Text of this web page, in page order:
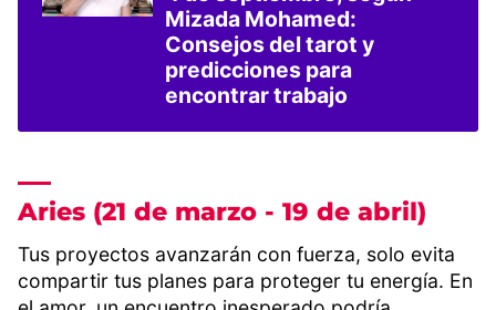
Mizada Mohamed:
Consejos del tarot y
predicciones para
encontrar trabajo
Aries (21 de marzo - 19 de abril)
Tus proyectos avanzarán con fuerza, solo evita
compartir tus planes para proteger tu energía. En